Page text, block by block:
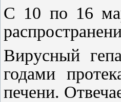
С 10 по 16
Вирусный
годами
печени.